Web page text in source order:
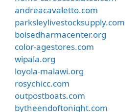
andreacavaletto.com
parksleylivestocksupply.com
boisedharmacenter.org
color-agestores.com
wipala.org
loyola-malawi.org
rosychicc.com
outpostboats.com
bytheendoftonight.com